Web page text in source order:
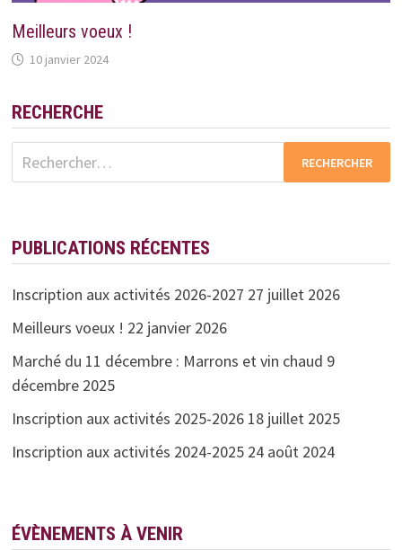
Meilleurs voeux !
10 janvier 2024
RECHERCHE
Rechercher :
PUBLICATIONS RÉCENTES
Inscription aux activités 2026-2027 27 juillet 2026
Meilleurs voeux ! 22 janvier 2026
Marché du 11 décembre : Marrons et vin chaud 9
décembre 2025
Inscription aux activités 2025-2026 18 juillet 2025
Inscription aux activités 2024-2025 24 août 2024
ÉVÈNEMENTS À VENIR